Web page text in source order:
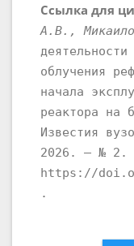
Ссылка для
А.В.,
облучения
начала
реактора на
Известия
2026. – № 2.
https://
.